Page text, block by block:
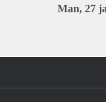
Man, 27